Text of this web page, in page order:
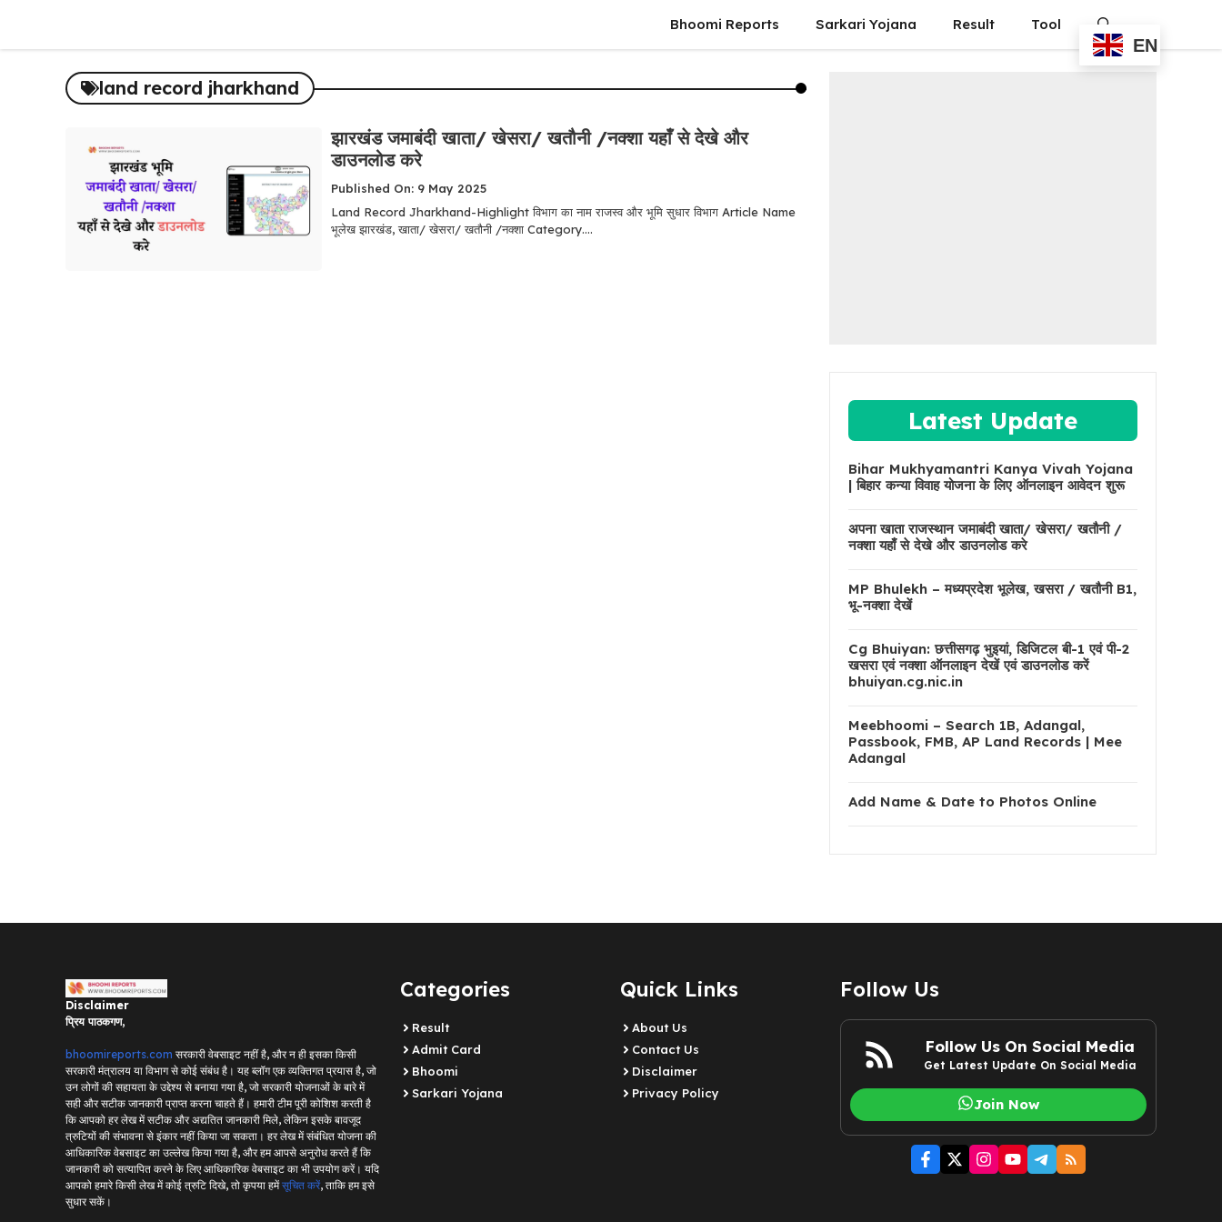
content
Bhoomi Reports Sarkari Yojana Result Tool
EN
land record jharkhand
झारखंड जमाबंदी खाता/ खेसरा/ खतौनी /नक्शा यहाँ से देखे और
डाउनलोड करे
Published On: 9 May 2025
Land Record Jharkhand-Highlight विभाग का नाम राजस्व और भूमि सुधार विभाग Article Name
भूलेख झारखंड, खाता/ खेसरा/ खतौनी /नक्शा Category....
Latest Update
Bihar Mukhyamantri Kanya Vivah Yojana
| बिहार कन्या विवाह योजना के लिए ऑनलाइन आवेदन शुरू
अपना खाता राजस्थान जमाबंदी खाता/ खेसरा/ खतौनी /
नक्शा यहाँ से देखे और डाउनलोड करे
MP Bhulekh – मध्यप्रदेश भूलेख, खसरा / खतौनी B1,
भू-नक्शा देखें
Cg Bhuiyan: छत्तीसगढ़ भुइयां, डिजिटल बी-1 एवं पी-2
खसरा एवं नक्शा ऑनलाइन देखें एवं डाउनलोड करें
bhuiyan.cg.nic.in
Meebhoomi – Search 1B, Adangal,
Passbook, FMB, AP Land Records | Mee
Adangal
Add Name & Date to Photos Online
Disclaimer
प्रिय पाठकगण,
bhoomireports.com सरकारी वेबसाइट नहीं है, और न ही इसका किसी
सरकारी मंत्रालय या विभाग से कोई संबंध है। यह ब्लॉग एक व्यक्तिगत प्रयास है, जो
उन लोगों की सहायता के उद्देश्य से बनाया गया है, जो सरकारी योजनाओं के बारे में
सही और सटीक जानकारी प्राप्त करना चाहते हैं। हमारी टीम पूरी कोशिश करती है
कि आपको हर लेख में सटीक और अद्यतित जानकारी मिले, लेकिन इसके बावजूद
त्रुटियों की संभावना से इंकार नहीं किया जा सकता। हर लेख में संबंधित योजना की
आधिकारिक वेबसाइट का उल्लेख किया गया है, और हम आपसे अनुरोध करते हैं कि
जानकारी को सत्यापित करने के लिए आधिकारिक वेबसाइट का भी उपयोग करें। यदि
आपको हमारे किसी लेख में कोई त्रुटि दिखे, तो कृपया हमेंसूचित करें, ताकि हम इसे
सुधार सकें।
Categories
Result
Admit Card
Bhoomi
Sarkari Yojana
Quick Links
About Us
Contact Us
Disclaimer
Privacy Policy
Follow Us
Follow Us On Social Media
Get Latest Update On Social Media
Join Now